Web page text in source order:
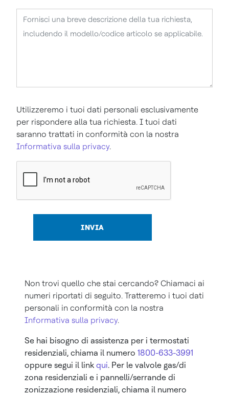
Utilizzeremo i tuoi dati personali esclusivamente
per rispondere alla tua richiesta. I tuoi dati
saranno trattati in conformità con la nostra
Informativa sulla privacy.
INVIA
Non trovi quello che stai cercando? Chiamaci ai
numeri riportati di seguito. Tratteremo i tuoi dati
personali in conformità con la nostra
Informativa sulla privacy.
Se hai bisogno di assistenza per i termostati
residenziali, chiama il numero 1800-633-3991
oppure segui il link qui. Per le valvole gas/di
zona residenziali e i pannelli/serrande di
zonizzazione residenziali, chiama il numero